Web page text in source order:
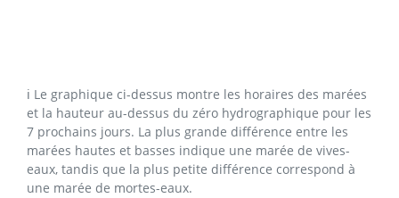
ℹ️ Le graphique ci-dessus montre les horaires des marées
et la hauteur au-dessus du zéro hydrographique pour les
7 prochains jours. La plus grande différence entre les
marées hautes et basses indique une marée de vives-
eaux, tandis que la plus petite différence correspond à
une marée de mortes-eaux.